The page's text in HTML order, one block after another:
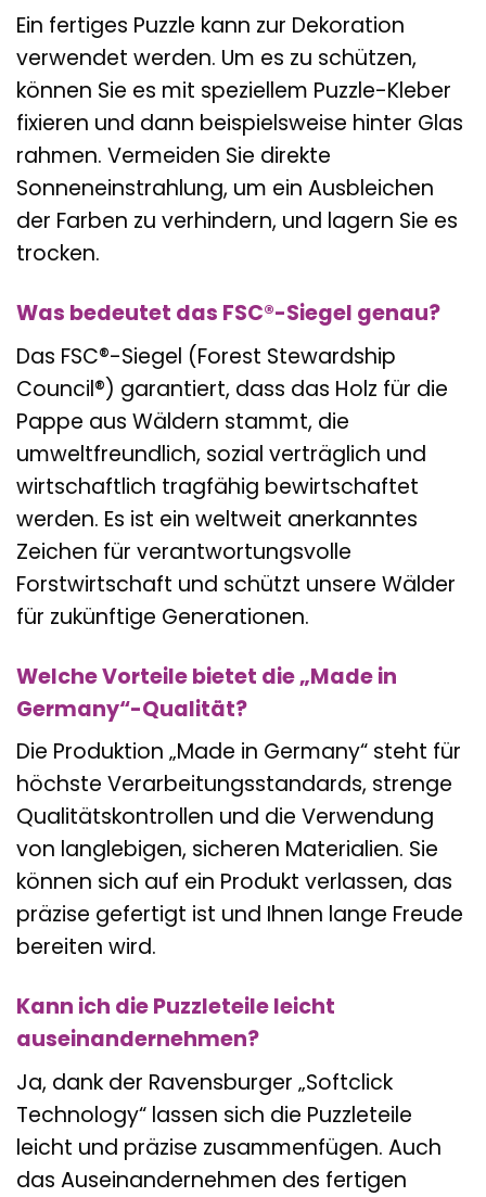
Ein fertiges Puzzle kann zur Dekoration
verwendet werden. Um es zu schützen,
können Sie es mit speziellem Puzzle-Kleber
fixieren und dann beispielsweise hinter Glas
rahmen. Vermeiden Sie direkte
Sonneneinstrahlung, um ein Ausbleichen
der Farben zu verhindern, und lagern Sie es
trocken.
Was bedeutet das FSC®-Siegel genau?
Das FSC®-Siegel (Forest Stewardship
Council®) garantiert, dass das Holz für die
Pappe aus Wäldern stammt, die
umweltfreundlich, sozial verträglich und
wirtschaftlich tragfähig bewirtschaftet
werden. Es ist ein weltweit anerkanntes
Zeichen für verantwortungsvolle
Forstwirtschaft und schützt unsere Wälder
für zukünftige Generationen.
Welche Vorteile bietet die „Made in
Germany“-Qualität?
Die Produktion „Made in Germany“ steht für
höchste Verarbeitungsstandards, strenge
Qualitätskontrollen und die Verwendung
von langlebigen, sicheren Materialien. Sie
können sich auf ein Produkt verlassen, das
präzise gefertigt ist und Ihnen lange Freude
bereiten wird.
Kann ich die Puzzleteile leicht
auseinandernehmen?
Ja, dank der Ravensburger „Softclick
Technology“ lassen sich die Puzzleteile
leicht und präzise zusammenfügen. Auch
das Auseinandernehmen des fertigen